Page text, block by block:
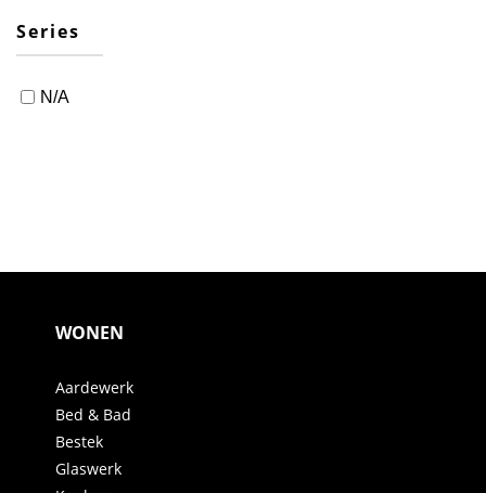
Series
N/A
WONEN
Aardewerk
Bed & Bad
Bestek
Glaswerk